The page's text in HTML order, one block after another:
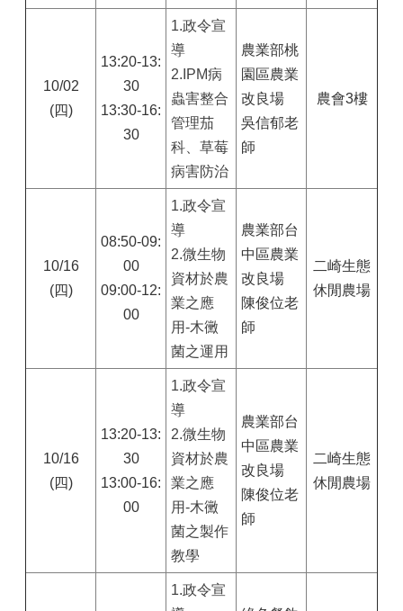
10/02
(四)
13:20-13:
30
13:30-16:
30
1.政令宣
導
2.IPM病
蟲害整合
管理茄
科、草莓
病害防治
農業部桃
園區農業
改良場
吳信郁老
師
農會3樓
10/16
(四)
08:50-09:
00
09:00-12:
00
1.政令宣
導
2.微生物
資材於農
業之應
用-木黴
菌之運用
農業部台
中區農業
改良場
陳俊位老
師
二崎生態
休閒農場
10/16
(四)
13:20-13:
30
13:00-16:
00
1.政令宣
導
2.微生物
資材於農
業之應
用-木黴
菌之製作
教學
農業部台
中區農業
改良場
陳俊位老
師
二崎生態
休閒農場
1.政令宣